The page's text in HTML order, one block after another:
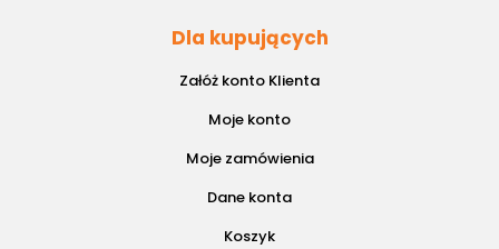
Dla kupujących
Załóż konto Klienta
Moje konto
Moje zamówienia
Dane konta
Koszyk